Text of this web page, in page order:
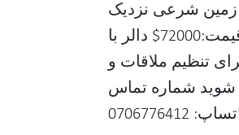
موتر .قباله زمین شرعی نزدیک
سرک عمومی، مکتب، پارک، مسجد شریف و بازار #قیمت:72000$ دالر با
تنظیم ملاقات و
شوید شماره تماس